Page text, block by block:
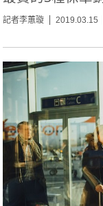
記者李蕙璇 2019.03.15